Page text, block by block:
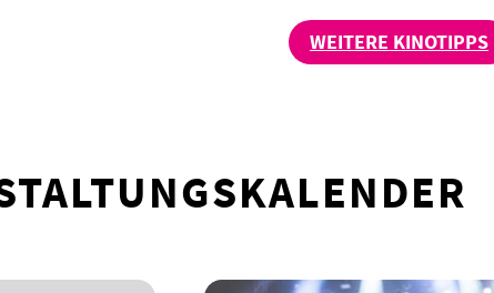
WEITERE KINOTIPPS
© Bild: Pexels auf Pixabay - Symbolbild